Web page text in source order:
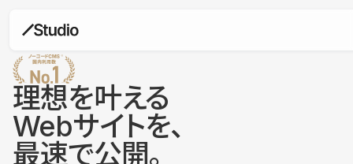
理想を叶える
Webサイトを、
最速で公開。